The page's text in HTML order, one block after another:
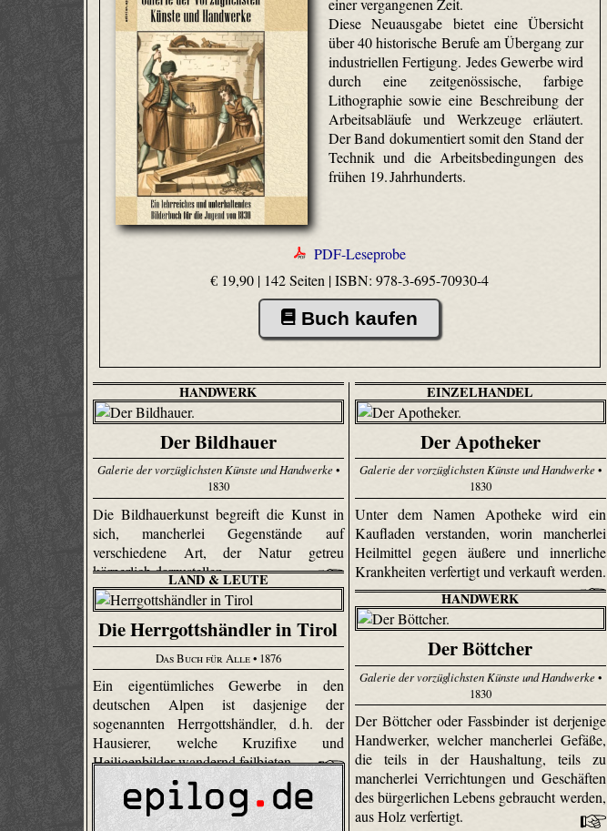
einer vergangenen Zeit.
Diese Neuausgabe bietet eine Übersicht
über 40 historische Berufe am Übergang zur
industriellen Fertigung. Jedes Gewerbe wird
durch eine zeitgenössische, farbige
Lithographie sowie eine Beschreibung der
Arbeitsabläufe und Werkzeuge erläutert.
Der Band dokumentiert somit den Stand der
Technik und die Arbeitsbedingungen des
frühen 19. Jahrhunderts.
PDF-Leseprobe
€ 19,90 | 142 Seiten |ISBN: 978-3-695-70930-4
Buch kaufen
HANDWERK
Der Bildhauer
Galerie der vorzüglichsten Künste und Handwerke•
1830
Die Bildhauerkunst begreift die Kunst in
sich, mancherlei Gegenstände auf
verschiedene Art, der Natur getreu
körperlich darzustellen.
EINZELHANDEL
Der Apotheker
Galerie der vorzüglichsten Künste und Handwerke•
1830
Unter dem Namen Apotheke wird ein
Kaufladen verstanden, worin mancherlei
Heilmittel gegen äußere und innerliche
Krankheiten verfertigt und verkauft werden.
LAND & LEUTE
Die Herrgottshändler in Tirol
Das Buch für Alle• 1876
Ein eigentümliches Gewerbe in den
deutschen Alpen ist dasjenige der
sogenannten Herrgottshändler, d. h. der
Hausierer, welche Kruzifixe und
Heiligenbilder wandernd feilbieten.
HANDWERK
Der Böttcher
Galerie der vorzüglichsten Künste und Handwerke•
1830
Der Böttcher oder Fassbinder ist derjenige
Handwerker, welcher mancherlei Gefäße,
die teils in der Haushaltung, teils zu
mancherlei Verrichtungen und Geschäften
des bürgerlichen Lebens gebraucht werden,
aus Holz verfertigt.
Vero culpa autem est explicabo iste cum